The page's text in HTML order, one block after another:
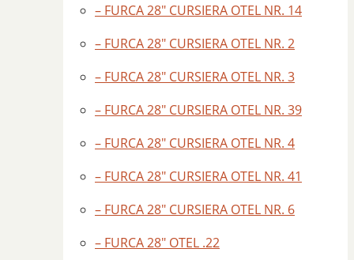
– FURCA 28″ CURSIERA OTEL NR. 14
– FURCA 28″ CURSIERA OTEL NR. 2
– FURCA 28″ CURSIERA OTEL NR. 3
– FURCA 28″ CURSIERA OTEL NR. 39
– FURCA 28″ CURSIERA OTEL NR. 4
– FURCA 28″ CURSIERA OTEL NR. 41
– FURCA 28″ CURSIERA OTEL NR. 6
– FURCA 28″ OTEL .22